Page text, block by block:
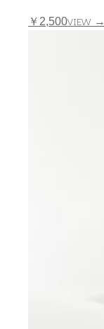
￥2,500VIEW →